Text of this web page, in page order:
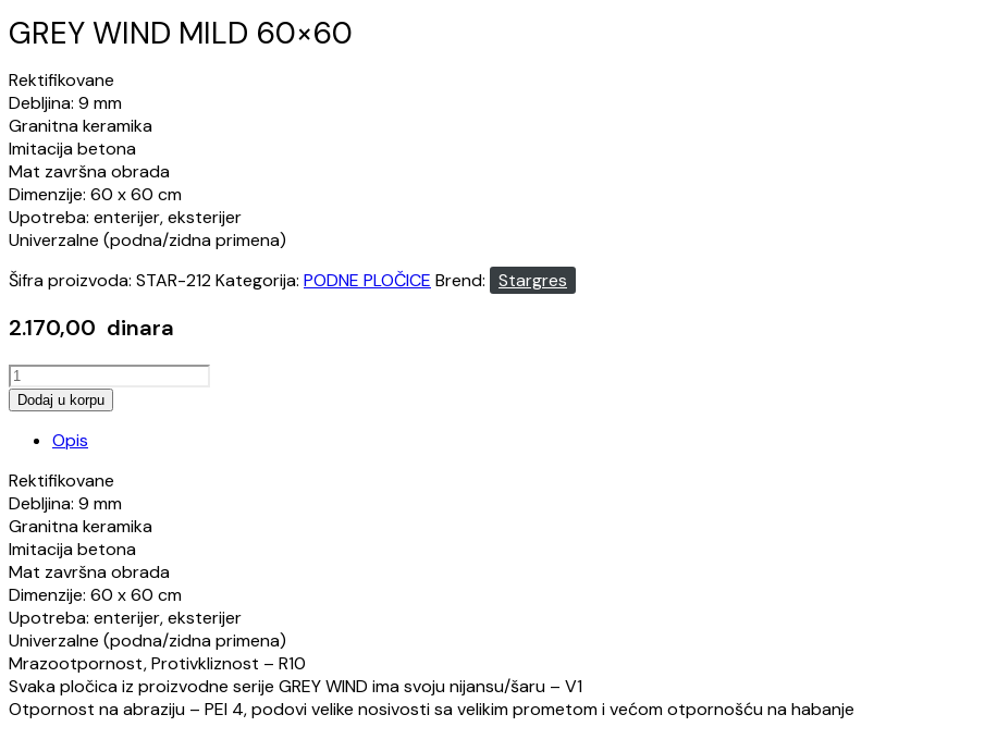
GREY WIND MILD 60×60
Rektifikovane
Debljina: 9 mm
Granitna keramika
Imitacija betona
Mat završna obrada
Dimenzije: 60 x 60 cm
Upotreba: enterijer, eksterijer
Univerzalne (podna/zidna primena)
Šifra proizvoda: STAR-212Kategorija: PODNE PLOČICE Brend: Stargres
2.170,00 dinara
GREY
WIND
60x60
Dodaj u korpu
Opis
Rektifikovane
Debljina: 9 mm
Granitna keramika
Imitacija betona
Mat završna obrada
Dimenzije: 60 x 60 cm
Upotreba: enterijer, eksterijer
Univerzalne (podna/zidna primena)
Mrazootpornost, Protivkliznost – R10
Svaka pločica iz proizvodne serije GREY WIND ima svoju nijansu/šaru – V1
Otpornost na abraziju – PEI 4, podovi velike nosivosti sa velikim prometom i većom otpornošću na habanje